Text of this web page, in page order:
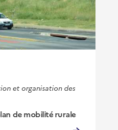
et organisation des
de mobilité rurale